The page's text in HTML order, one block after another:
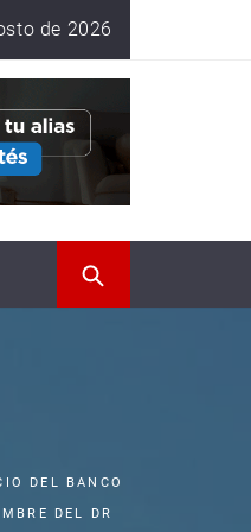
de 2026
DEL BANCO
DEL DR